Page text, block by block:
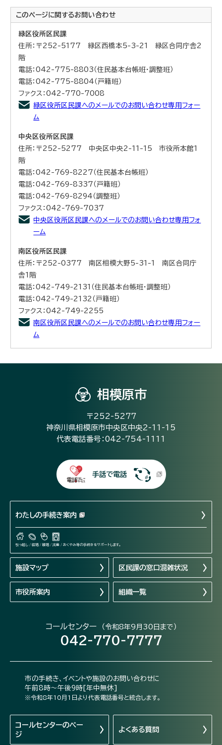
このページに関するお問い合わせ
緑区役所区民課
住所：〒252-5177 緑区西橋本5-3-21 緑区合同庁舎2
階
電話：042-775-8803（住民基本台帳班・調整班）
電話：042-775-8804（戸籍班）
ファクス：042-770-7008
緑区役所区民課へのメールでのお問い合わせ専用フォー
ム
中央区役所区民課
住所：〒252-5277 中央区中央2-11-15 市役所本館1
階
電話：042-769-8227（住民基本台帳班）
電話：042-769-8337（戸籍班）
電話：042-769-8294（調整班）
ファクス：042-769-7037
中央区役所区民課へのメールでのお問い合わせ専用フォ
ーム
南区役所区民課
住所：〒252-0377 南区相模大野5-31-1 南区合同庁
舎1階
電話：042-749-2131（住民基本台帳班・調整班）
電話：042-749-2132（戸籍班）
ファクス：042-749-2255
南区役所区民課へのメールでのお問い合わせ専用フォー
ム
相模原市
〒252-5277
神奈川県相模原市中央区中央2-11-15
代表電話番号：042-754-1111
手話で電話
わたしの手続き案内
引っ越し / 結婚 / 離婚 / 出産 / おくやみ等の手続きをサポートします。
施設マップ 区民課の窓口混雑状況
市役所案内 組織一覧
コールセンター （令和8年9月30日まで）
042-770-7777
市の手続き、イベントや施設のお問い合わせに
午前8時～午後9時[年中無休]
※令和8年10月1日より代表電話番号と統合します。
コールセンターのペー
ジ
よくある質問